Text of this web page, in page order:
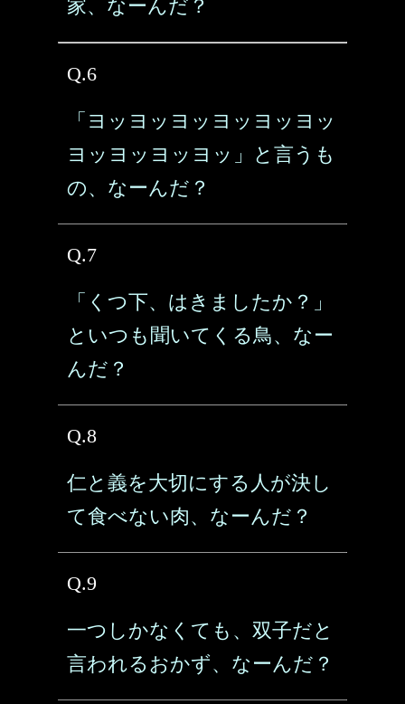
家、なーんだ？
Q.6
「ヨッヨッヨッヨッヨッヨッ
ヨッヨッヨッヨッ」と言うも
の、なーんだ？
Q.7
「くつ下、はきましたか？」
といつも聞いてくる鳥、なー
んだ？
Q.8
仁と義を大切にする人が決し
て食べない肉、なーんだ？
Q.9
一つしかなくても、双子だと
言われるおかず、なーんだ？